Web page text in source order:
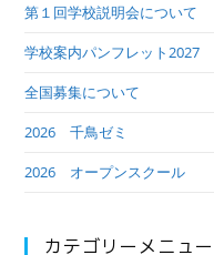
第１回学校説明会について
学校案内パンフレット2027
全国募集について
2026 千鳥ゼミ
2026 オープンスクール
カテゴリーメニュー